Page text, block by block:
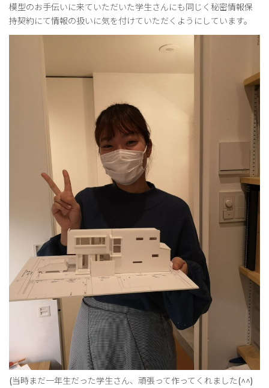
模型のお手伝いに来ていただいた学生さんにも同じく秘密情報保
持契約にて情報の扱いに気を付けていただくようにしています。
(当時まだ一年生だった学生さん、頑張って作ってくれました(^^)